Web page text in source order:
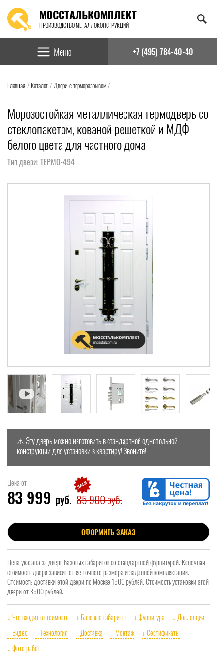
МОССТАЛЬКОМПЛЕКТ
ПРОИЗВОДСТВО МЕТАЛЛОКОНСТРУКЦИЙ
Найти:
Меню +7 (495) 784-40-40
Главная / Каталог / Двери с терморазрывом /
Морозостойкая металлическая термодверь со
стеклопакетом, кованой решеткой и МДФ
белого цвета для частного дома
Тип двери: ТЕРМО-494
⚠️ Эту дверь можно изготовить в стандартной однопольной
конструкции для установки в квартиру! Звоните!
Цена от
83 999 руб. 85 900 руб.
ОФОРМИТЬ ЗАКАЗ
Цена указана за дверь базовых габаритов со стандартной фурнитурой. Конечная
стоимость двери зависит от ее точного размера и заданной комплектации.
Стоимость доставки этой двери по Москве 1500 рублей. Стоимость установки этой
двери от 3500 рублей.
↓ Что входит в стоимость ↓ Базовые габариты ↓ Фурнитура
↓ Доп. опции
↓ Видео
↓ Технология ↓ Доставка ↓ Монтаж
↓ Сертификаты
↓ Фото работ